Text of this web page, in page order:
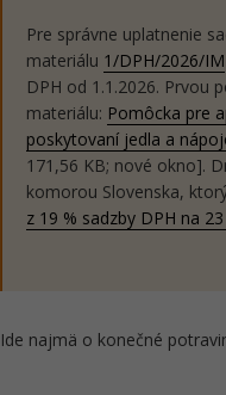
Pre správne uplatnenie
materiálu 1/DPH/2026/IM
DPH od 1.1.2026. Prvou
materiálu: Pomôcka pre
poskytovaní jedla a
171,56 KB; nové okno].
komorou Slovenska,
z 19 % sadzby DPH na 23
Ide najmä o konečné